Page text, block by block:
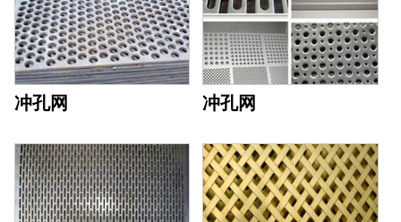
冲孔网 冲孔网